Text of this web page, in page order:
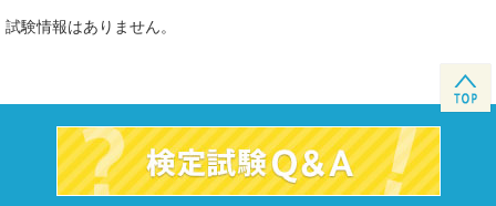
試験情報はありません。